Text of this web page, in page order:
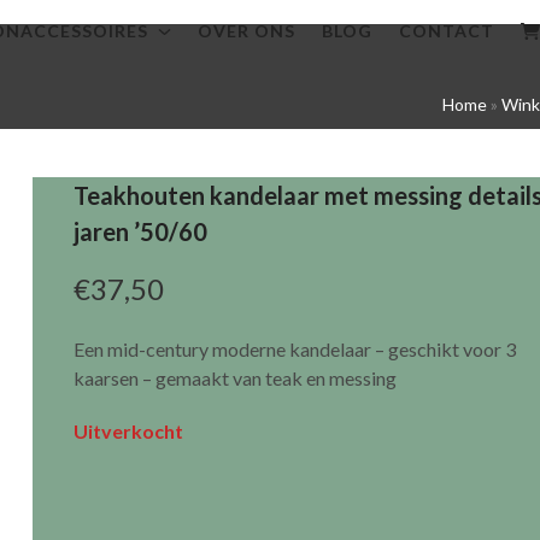
OVER ONS BLOG CONTACT
Home »
Teakhouten kandelaar met messing
jaren ’50/60
€37,50
Een mid-century moderne kandelaar – geschikt voor 3
kaarsen – gemaakt van teak en messing
Uitverkocht